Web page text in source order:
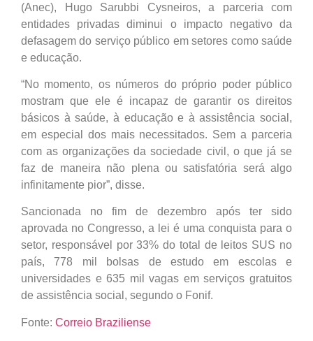
(Anec), Hugo Sarubbi Cysneiros, a parceria com
entidades privadas diminui o impacto negativo da
defasagem do serviço público em setores como saúde
e educação.
“No momento, os números do próprio poder público
mostram que ele é incapaz de garantir os direitos
básicos à saúde, à educação e à assistência social,
em especial dos mais necessitados. Sem a parceria
com as organizações da sociedade civil, o que já se
faz de maneira não plena ou satisfatória será algo
infinitamente pior”, disse.
Sancionada no fim de dezembro após ter sido
aprovada no Congresso, a lei é uma conquista para o
setor, responsável por 33% do total de leitos SUS no
país, 778 mil bolsas de estudo em escolas e
universidades e 635 mil vagas em serviços gratuitos
de assistência social, segundo o Fonif.
Fonte: Correio Braziliense